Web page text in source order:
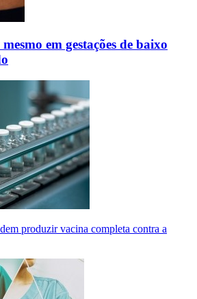
em gestações de baixo
produzir vacina completa contra a